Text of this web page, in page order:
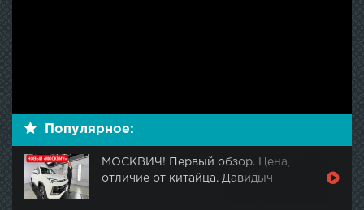
Популярное:
МОСКВИЧ! Первый обзор. Цена,
отличие от китайца. Давидыч